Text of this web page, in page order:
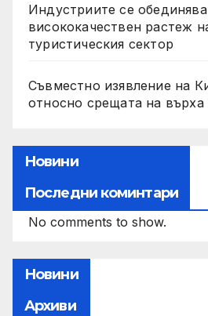
Индустриите се
висококачествен растеж
туристическия сектор
Съвместно изявление на
относно срещата на
Новини
Последни коминтари
No comments to show.
Новини
Архиви